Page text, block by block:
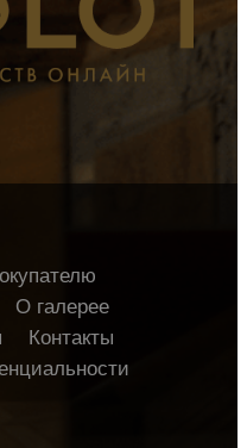
О галерее
Контакты